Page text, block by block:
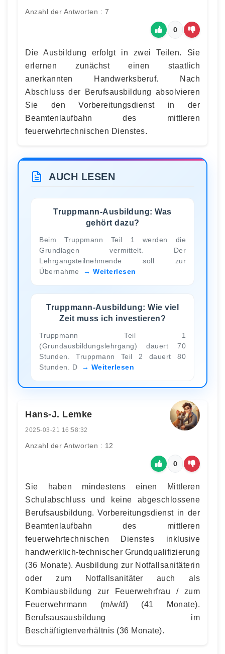
Anzahl der Antworten : 7
0
Die Ausbildung erfolgt in zwei Teilen. Sie
erlernen zunächst einen staatlich
anerkannten Handwerksberuf. Nach
Abschluss der Berufsausbildung absolvieren
Sie den Vorbereitungsdienst in der
Beamtenlaufbahn des mittleren
feuerwehrtechnischen Dienstes.
AUCH LESEN
Truppmann-Ausbildung: Was
gehört dazu?
Beim Truppmann Teil 1 werden die
Grundlagen vermittelt. Der
Lehrgangsteilnehmende soll zur
Übernahme
Weiterlesen
Truppmann-Ausbildung: Wie viel
Zeit muss ich investieren?
Truppmann Teil 1
(Grundausbildungslehrgang) dauert 70
Stunden. Truppmann Teil 2 dauert 80
Stunden. D
Weiterlesen
Hans-J. Lemke
2025-03-21 16:58:32
Anzahl der Antworten : 12
0
Sie haben mindestens einen Mittleren
Schulabschluss und keine abgeschlossene
Berufsausbildung. Vorbereitungsdienst in der
Beamtenlaufbahn des mittleren
feuerwehrtechnischen Dienstes inklusive
handwerklich-technischer Grundqualifizierung
(36 Monate). Ausbildung zur Notfallsanitäterin
oder zum Notfallsanitäter auch als
Kombiausbildung zur Feuerwehrfrau / zum
Feuerwehrmann (m/w/d) (41 Monate).
Berufsausausbildung im
Beschäftigtenverhältnis (36 Monate).